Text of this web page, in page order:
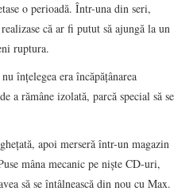
o perioadă. Într-una din seri,
că ar fi putut să ajungă la un
ruptura.
înţelegea era încăpăţânarea
a rămâne izolată, parcă special să se
apoi merseră într-un magazin
mâna mecanic pe nişte CD-uri,
să se întâlnească din nou cu Max.